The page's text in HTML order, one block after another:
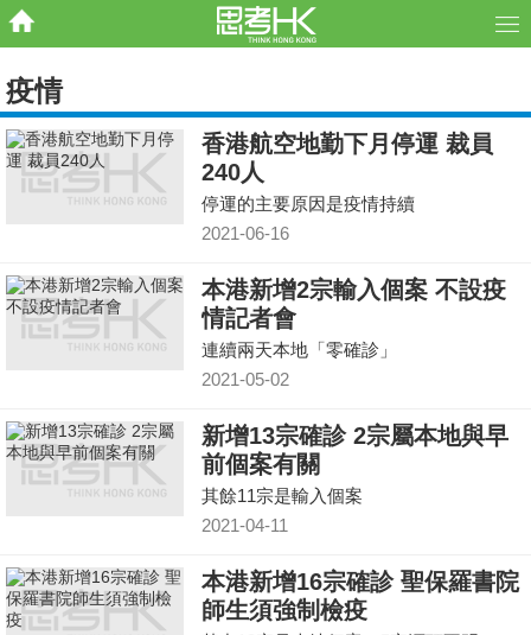
疫情
香港航空地勤下月停運 裁員
240人
停運的主要原因是疫情持續
2021-06-16
本港新增2宗輸入個案 不設疫
情記者會
連續兩天本地「零確診」
2021-05-02
新增13宗確診 2宗屬本地與早
前個案有關
其餘11宗是輸入個案
2021-04-11
本港新增16宗確診 聖保羅書院
師生須強制檢疫